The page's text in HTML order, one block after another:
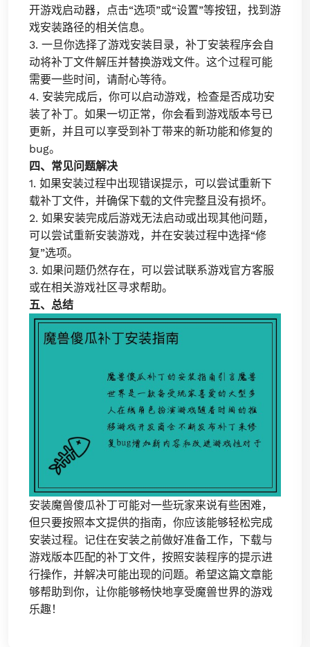
开游戏启动器，点击“选项”或“设置”等按钮，找到游
戏安装路径的相关信息。
3. 一旦你选择了游戏安装目录，补丁安装程序会自
动将补丁文件解压并替换游戏文件。这个过程可能
需要一些时间，请耐心等待。
4. 安装完成后，你可以启动游戏，检查是否成功安
装了补丁。如果一切正常，你会看到游戏版本号已
更新，并且可以享受到补丁带来的新功能和修复的
bug。
四、常见问题解决
1. 如果安装过程中出现错误提示，可以尝试重新下
载补丁文件，并确保下载的文件完整且没有损坏。
2. 如果安装完成后游戏无法启动或出现其他问题，
可以尝试重新安装游戏，并在安装过程中选择“修
复”选项。
3. 如果问题仍然存在，可以尝试联系游戏官方客服
或在相关游戏社区寻求帮助。
五、总结
安装魔兽傻瓜补丁可能对一些玩家来说有些困难，
但只要按照本文提供的指南，你应该能够轻松完成
安装过程。记住在安装之前做好准备工作，下载与
游戏版本匹配的补丁文件，按照安装程序的提示进
行操作，并解决可能出现的问题。希望这篇文章能
够帮助到你，让你能够畅快地享受魔兽世界的游戏
乐趣！